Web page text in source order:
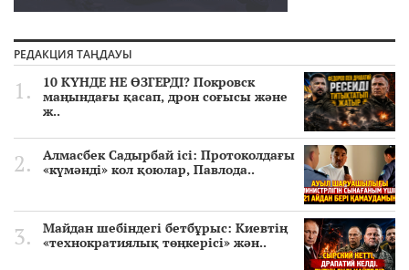
РЕДАКЦИЯ ТАҢДАУЫ
10 КҮНДЕ НЕ ӨЗГЕРДІ? Покровск
маңындағы қасап, дрон соғысы және
ж..
Алмасбек Садырбай ісі: Протоколдағы
«күмәнді» кол қоюлар, Павлода..
Майдан шебіндегі бетбұрыс: Киевтің
«технократиялық төңкерісі» жән..